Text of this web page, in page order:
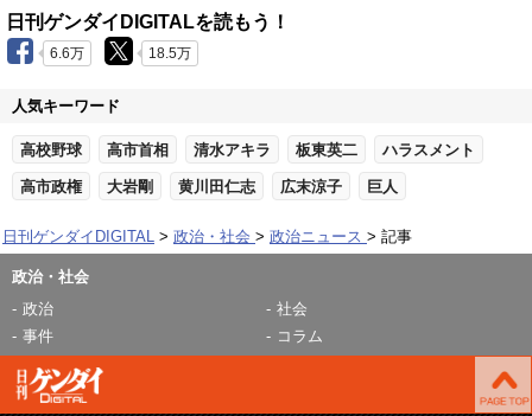
日刊ゲンダイDIGITALを読もう！
6.6万 18.5万
人気キーワード
高校野球 高市首相 清水アキラ 板東英二 ハラスメント
高市政権 大岩剛 黄川田仁志 広末涼子 巨人
日刊ゲンダイDIGITAL 政治・社会 政治ニュース 記事
政治・社会
政治
社会
事件
コラム